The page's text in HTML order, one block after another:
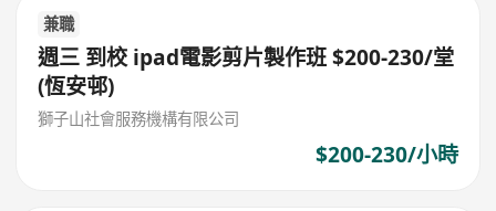
兼職
週三 到校 ipad電影剪片製作班 $200-230/堂
(恆安邨)
獅子山社會服務機構有限公司
$200-230/小時